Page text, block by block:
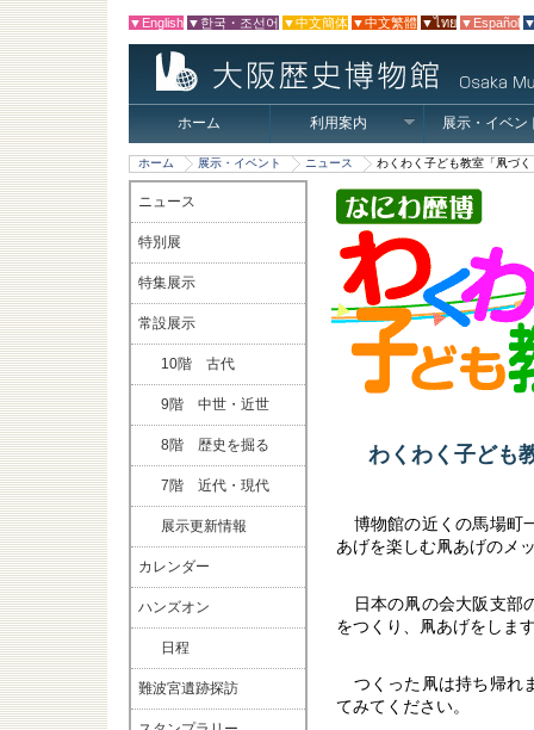
▼English ▼한국・조선어 ▼中文簡体 ▼中文繁體 ▼ไทย ▼Español
ホーム 利用案内 展示・イベン
ホーム 展示・イベント ニュース わくわく子ども教室「凧づ
ニュース
特別展
特集展示
常設展示
10階 古代
9階 中世・近世
8階 歴史を掘る
7階 近代・現代
展示更新情報
カレンダー
ハンズオン
日程
難波宮遺跡探訪
わくわく子ども
博物館の近くの馬場町
あげを楽しむ凧あげのメ
日本の凧の会大阪支部
をつくり、凧あげをしま
つくった凧は持ち帰れ
てみてください。